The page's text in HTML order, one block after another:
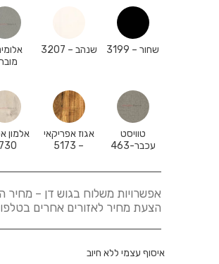
שחור – 3199 שנהב – 3207
טוויסט
עכבר-463
אגוז אפריקאי
– 5173
אלמון
אפשרויות משלוח בגוש דן – מחיר
הצעת מחיר לאזורים אחרים בטלפון : 03-
איסוף עצמי ללא חיוב